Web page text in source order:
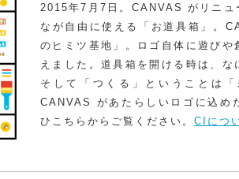
2015年7月7日。CANVAS がリニュ
なが自由に使える「お道具箱」。
のヒミツ基地」。ロゴ自体に遊び
えました。道具箱を開ける時は、
そして「つくる」ということは
CANVAS があたらしいロゴに込め
ひこちらからご覧ください。 CIにつ